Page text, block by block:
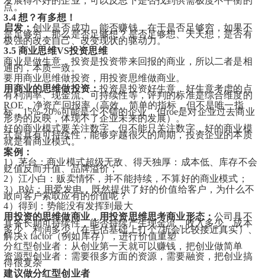
点。
3.4 想？有多想！
启发： 创业是否成功、能否赚钱，在于是否足够穷，如果不
是足够穷，那么是否足够想？是否足够想、天天想，是否有
极强的改变自己、改变现状的驱动力。
3.5 商业思维VS投资思维
商业是做生意，投资是投资带来回报的商业，所以二者是相
通的，本质一致。
要用商业思维做投资，用投资思维做商业。
用商业的思维做投资：投资是投资好生意，好生意考虑的点
有利润率、现金流、可持续性等，评判的标准是综合维度的
ROE，净资产回报率（高效、简单的指标，但不是唯一指
标，15%-20%可能是个不错的企业，但roe是对企业过去商业
形势的反映，体现不了企业未来的发展）。
好的商业模式要关注数字，但不能只关注数字，好的商业模
式是具有可持续性，能够穿越很久的周期，投资企业的本质
就是看商业模式。
案例：
1）茅台：商业模式超级无敌、得天独厚：成本低、库存不会
贬值反而升值、品牌溢价；
2）江小白：贩卖情怀，并不能持续，不算好的商业模式；
3）B站：用爱发电，既然提供了好的价值给客户，为什么不
敢向客户索取应有的价值呢？
4）得到：势能没有发挥到最大
用投资的思维做商业，用投资思维思考商业形态：公司具不
具备长期可持续性，能否持续产生现金流，收入多少、成本
多少、利润多少（在毛估基础上打个7折会比较接近真实）、
解决x factor（例如库存），进行价值重塑
分红型创业者：从创业第一天就可以赚钱，把创业做简单
资源型创业者：需要很多方面的资源，需要融资，把创业搞
得很复杂
建议做分红型创业者